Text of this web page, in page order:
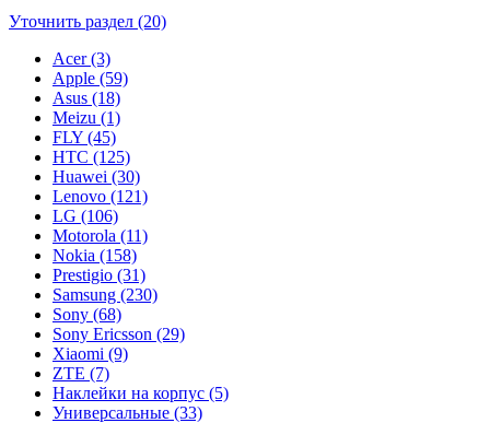
Уточнить раздел (20)
Acer (3)
Apple (59)
Asus (18)
Meizu (1)
FLY (45)
HTC (125)
Huawei (30)
Lenovo (121)
LG (106)
Motorola (11)
Nokia (158)
Prestigio (31)
Samsung (230)
Sony (68)
Sony Ericsson (29)
Xiaomi (9)
ZTE (7)
Наклейки на корпус (5)
Универсальные (33)